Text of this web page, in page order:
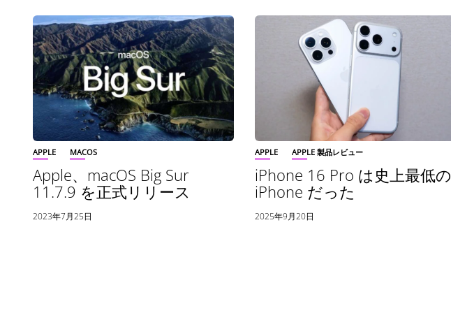
APPLE MACOS
Apple、macOS Big Sur
11.7.9 を正式リリース
2023年7月25日
APPLE APPLE 製品レビュー
iPhone 16 Pro は史上最低の
iPhone だった
2025年9月20日